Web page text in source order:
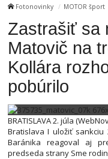
Fotonovinky MOTOR šport
Zastrašiť sa
Matovič na
Kollára
pobúrilo
BRATISLAVA 2. júla
Bratislava I uložiť
Baránika reagoval aj
predseda strany Sme